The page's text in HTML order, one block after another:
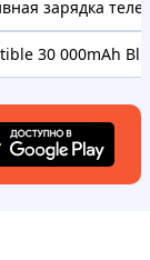
зарядка
30 000mAh